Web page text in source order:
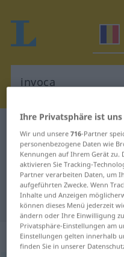
Rumänisch-
für "invoca"
"invoca"
„invoca“:
Ihre Privatsphäre ist
Wir und unsere716-Partner
personenbezogene Daten wie
Kennungen auf Ihrem Gerät zu.
aktivieren Sie Tracking-
Partner verarbeiten Daten, um
aufgeführten Zwecke. Wenn
Inhalte und Anzeigen
können dieses Menü jederzeit
ändern oder Ihre Einwilligung
Privatsphäre-Einstellungen am
Einstellungen gelten innerhalb
finden Sie in unserer